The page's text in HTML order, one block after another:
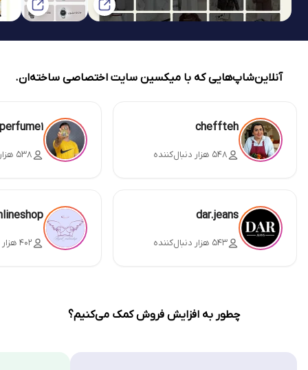
آنلاین‌شاپ‌هایی که با میکسین سایت اختصاصی ساخته‌ان.
cheffteh
۵۴۸ هزار دنبال‌کننده ۵۳۸ هزار دنبال‌کننده
dar.jeans
۵۴۳ هزار دنبال‌کننده ۴۰۲ هزار دنبال‌کننده
چطور به افزایش فروش کمک می‌کنیم؟